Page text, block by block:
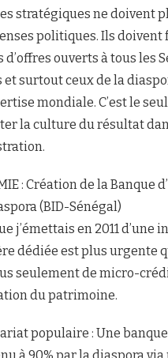
stratégiques ne doivent
politiques. Ils doivent
d’offres ouverts à tous les
et surtout ceux de la
mondiale. C’est le
la culture du résultat
: Création de la Banque
(BID-Sénégal)
j’émettais en 2011 d’une
dédiée est plus urgente
seulement de micro-
du patrimoine.
populaire : Une